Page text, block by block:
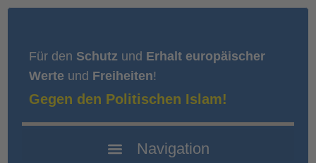
Für den Schutz und Erhalt europäischer
Werte und Freiheiten!
Gegen den Politischen Islam!